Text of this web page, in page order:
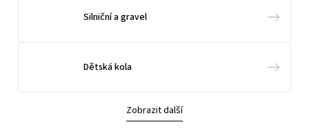
Silniční a gravel
Dětská kola
Zobrazit další